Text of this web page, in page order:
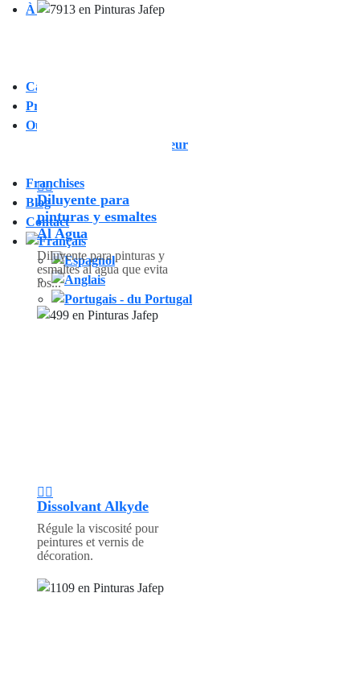
À propos de Jafep
Catalogues
Produits
Où acheter?
Je suis un consommateur
Franchises
Blog
Contact
Diluyente para
pinturas y esmaltes
Al Agua
Diluyente para pinturas y
esmaltes al agua que evita
los...
Dissolvant Alkyde
Régule la viscosité pour
peintures et vernis de
décoration.